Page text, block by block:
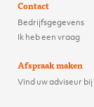
Contact
Bedrijfsgegevens
Ik heb een vraag
Afspraak maken
Vind uw adviseur